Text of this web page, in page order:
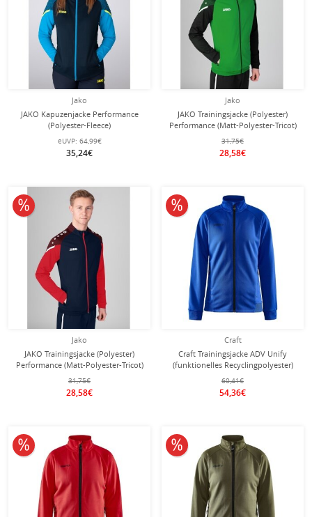
Jako
JAKO Kapuzenjacke Performance
(Polyester-Fleece)
marineblau/hellblau Damen
eUVP: 64,99€
35,24€
Jako
JAKO Trainingsjacke (Polyester)
Performance (Matt-Polyester-Tricot)
grün/schwarz Herren
31,75€
28,58€
Jako
JAKO Trainingsjacke (Polyester)
Performance (Matt-Polyester-Tricot)
marineblau/rot Herren
31,75€
28,58€
10% reduziert
Craft
Craft Trainingsjacke ADV Unify
(funktionelles Recyclingpolyester)
kobaltblau Damen
60,41€
54,36€
10% reduziert
10% reduziert 10% reduziert